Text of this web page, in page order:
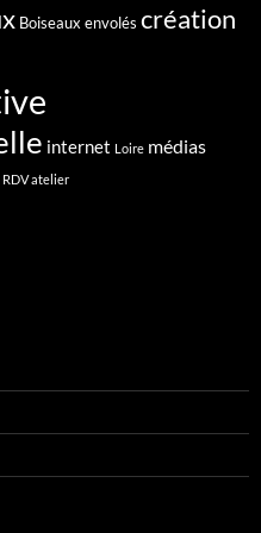
Boiseaux envolés création
internet Loire médias
RDV atelier